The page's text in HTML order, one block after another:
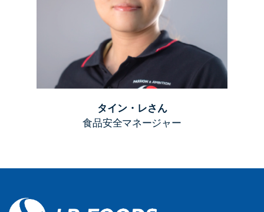
タイン・レさん
食品安全マネージャー